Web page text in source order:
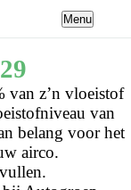
Menu
van z’n vloeistof
van
belang voor het
airco.